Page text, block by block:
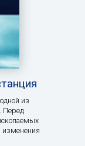
из
Перед
изменения